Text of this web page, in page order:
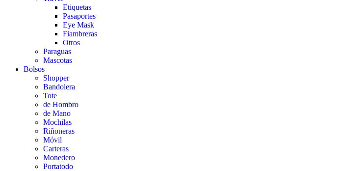
Etiquetas
Pasaportes
Eye Mask
Fiambreras
Otros
Paraguas
Mascotas
Bolsos
Shopper
Bandolera
Tote
de Hombro
de Mano
Mochilas
Riñoneras
Móvil
Carteras
Monedero
Portatodo